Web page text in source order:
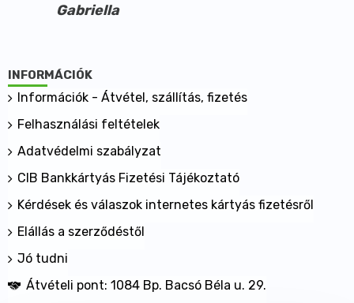
Gabriella
INFORMÁCIÓK
Információk - Átvétel, szállítás, fizetés
Felhasználási feltételek
Adatvédelmi szabályzat
CIB Bankkártyás Fizetési Tájékoztató
Kérdések és válaszok internetes kártyás fizetésről
Elállás a szerződéstől
Jó tudni
Átvételi pont: 1084 Bp. Bacsó Béla u. 29.